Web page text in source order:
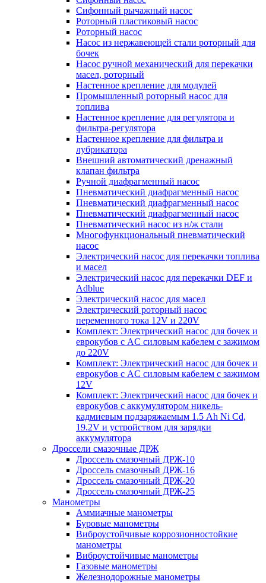
Сифонный рычажный насос
Роторный пластиковый насос
Роторный насос
Насос из нержавеющей стали роторный для
бочек
Насос ручной механический для перекачки
масел, роторный
Настенное крепление для модулей
Промышленный роторный насос для
топлива
Настенное крепление для регулятора и
фильтра-регулятора
Настенное крепление для фильтра и
лубрикатора
Внешний автоматический дренажный
клапан фильтра
Ручной диафрагменный насос
Пневматический диафрагменный насос
Пневматический диафрагменный насос
Пневматический диафрагменный насос
Пневматический насос из н/ж стали
Многофункциональный пневматический
насос
Электрический насос для перекачки топлива
и масел
Электрический насос для перекачки DEF и
Adblue
Электрический насос для масел
Электрический роторный насос
переменного тока 12V и 220V
Комплект: Электрический насос для бочек и
еврокубов с AC силовым кабелем с зажимом
до 220V
Комплект: Электрический насос для бочек и
еврокубов с AC силовым кабелем с зажимом
12V
Комплект: Электрический насос для бочек и
еврокубов с аккумулятором никель-
кадмиевым подзаряжаемым 1.5 Ah Ni Cd,
19.2V и устройством для зарядки
аккумулятора
Дроссели смазочные ДРЖ
Дроссель смазочный ДРЖ-10
Дроссель смазочный ДРЖ-16
Дроссель смазочный ДРЖ-20
Дроссель смазочный ДРЖ-25
Манометры
Аммиачные манометры
Буровые манометры
Виброустойчивые коррозионностойкие
манометры
Виброустойчивые манометры
Газовые манометры
Железнодорожные манометры